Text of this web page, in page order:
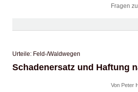
Fragen
Urteile: Feld-/Waldwegen
Schadenersatz und Haftung
Von Peter